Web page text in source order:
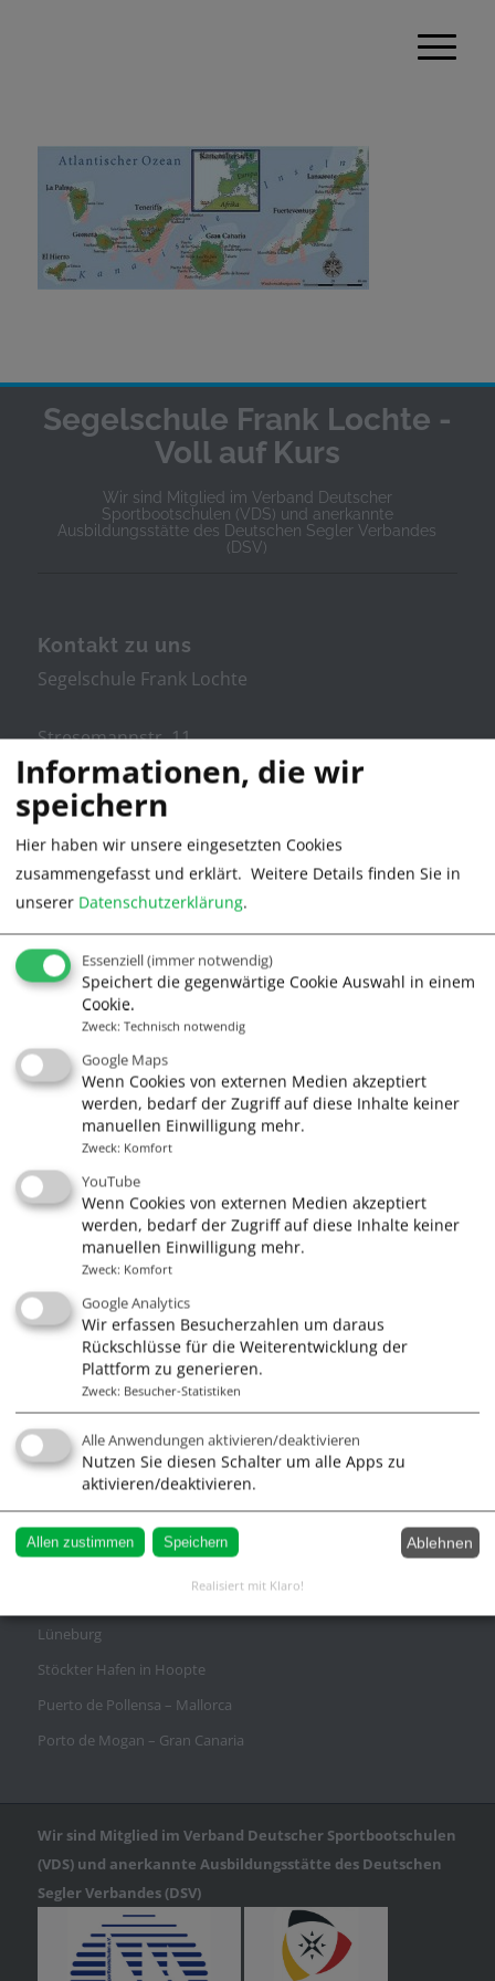
Segelschule Frank Lochte -
Voll auf Kurs
Wir sind Mitglied im Verband Deutscher
Sportbootschulen (VDS) und anerkannte
Ausbildungsstätte des Deutschen Segler Verbandes
(DSV)
Kontakt zu uns
Segelschule Frank Lochte
Stresemannstr. 11
21335 Lüneburg
Tel. 04131/380022
info@segelschule.de
Gutscheine
Führerscheine
Törns & Mitsegeln
Skippertraining
Charter
Infos
Impressum
AGB
Datenschutz
Anfahrt
Lüneburg
Stöckter Hafen in Hoopte
Puerto de Pollensa – Mallorca
Porto de Mogan – Gran Canaria
Wir sind Mitglied im Verband Deutscher Sportbootschulen
(VDS) und anerkannte Ausbildungsstätte des Deutschen
Segler Verbandes (DSV)
Informationen, die wir
speichern
Hier haben wir unsere eingesetzten Cookies
zusammengefasst und erklärt. Weitere Details finden Sie in
unserer Datenschutzerklärung.
Essenziell(immer notwendig)
Speichert die gegenwärtige Cookie Auswahl in einem
Cookie.
Zweck: Technisch notwendig
Google Maps
Wenn Cookies von externen Medien akzeptiert
werden, bedarf der Zugriff auf diese Inhalte keiner
manuellen Einwilligung mehr.
Zweck: Komfort
YouTube
Wenn Cookies von externen Medien akzeptiert
werden, bedarf der Zugriff auf diese Inhalte keiner
manuellen Einwilligung mehr.
Zweck: Komfort
Google Analytics
Wir erfassen Besucherzahlen um daraus
Rückschlüsse für die Weiterentwicklung der
Plattform zu generieren.
Zweck: Besucher-Statistiken
Alle Anwendungen aktivieren/deaktivieren
Nutzen Sie diesen Schalter um alle Apps zu
aktivieren/deaktivieren.
Allen zustimmen Speichern Ablehnen
Realisiert mit Klaro!